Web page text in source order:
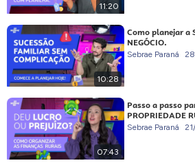
11:20
10:28
Como planejar a
NEGÓCIO.
Sebrae Paraná
07:43
Passo a passo
PROPRIEDADE
Sebrae Paraná